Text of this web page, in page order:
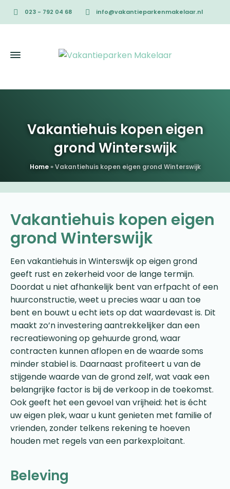
023 - 792 04 68 info@vakantieparkenmakelaar.nl
Vakantiehuis kopen eigen
grond Winterswijk
Home»Vakantiehuis kopen eigen grond Winterswijk
Vakantiehuis kopen eigen
grond Winterswijk
Een vakantiehuis in Winterswijk op eigen grond
geeft rust en zekerheid voor de lange termijn.
Doordat u niet afhankelijk bent van erfpacht of een
huurconstructie, weet u precies waar u aan toe
bent en bouwt u echt iets op dat waardevast is. Dit
maakt zo’n investering aantrekkelijker dan een
recreatiewoning op gehuurde grond, waar
contracten kunnen aflopen en de waarde soms
minder stabiel is. Daarnaast profiteert u van de
stijgende waarde van de grond zelf, wat vaak een
belangrijke factor is bij de verkoop in de toekomst.
Ook geeft het een gevoel van vrijheid: het is écht
uw eigen plek, waar u kunt genieten met familie of
vrienden, zonder telkens rekening te hoeven
houden met regels van een parkexploitant.
Beleving